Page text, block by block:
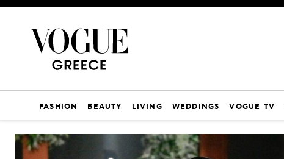
FASHION BEAUTY LIVING WEDDINGS VOGUE TV